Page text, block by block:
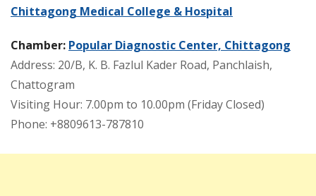
Chittagong Medical College & Hospital
Chamber: Popular Diagnostic Center, Chittagong
Address: 20/B, K. B. Fazlul Kader Road, Panchlaish,
Chattogram
Visiting Hour: 7.00pm to 10.00pm (Friday Closed)
Phone: +8809613-787810